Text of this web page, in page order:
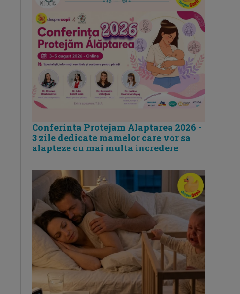
Conferinta Protejam Alaptarea 2026 -
3 zile dedicate mamelor care vor sa
alapteze cu mai multa incredere